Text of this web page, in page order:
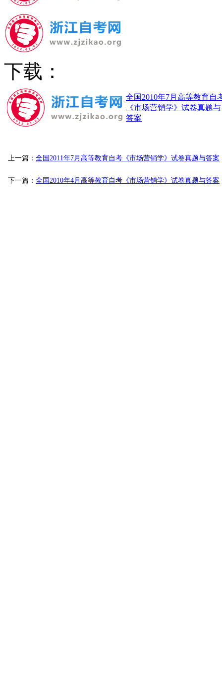
下载：
全国2010年7月高等教育自
《市场营销学》试卷真题与
答案
上一篇： 全国2011年7月高等教育自考《市场营销学》试卷真题与答案
下一篇： 全国2010年4月高等教育自考《市场营销学》试卷真题与答案